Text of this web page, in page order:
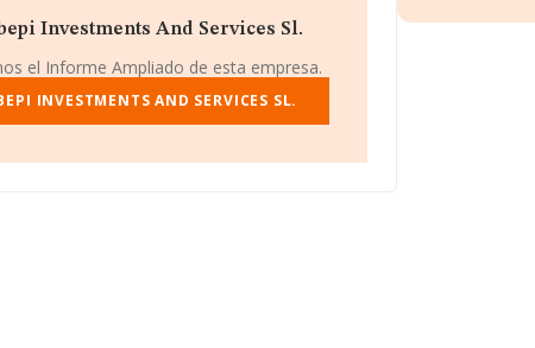
And Services S.L, con CIF B44564920, se
Lleida, Cataluña.
INFORMA sobre 72.271 compañías, en el
las empresas es de 210 mil euros.
Investments And Services Sl.
el Informe Ampliado de esta empresa.
INVESTMENTS AND SERVICES SL.